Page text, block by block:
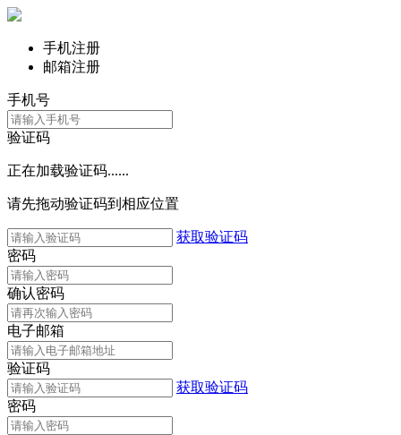
手机注册
邮箱注册
手机号
验证码
正在加载验证码......
请先拖动验证码到相应位置
获取验证码
密码
确认密码
电子邮箱
验证码
获取验证码
密码